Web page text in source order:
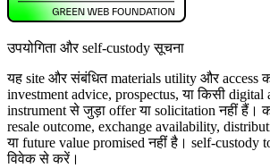
उपयोगिता और self-custody सूचना
यह site और संबंधित materials utility और access
investment advice, prospectus, या किसी digital
instrument से जुड़ा offer या solicitation नहीं हैं।
resale outcome, exchange availability,
या future value promised नहीं है। self-custody
विवेक से करें।